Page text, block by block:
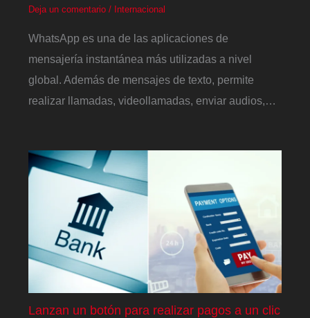
Deja un comentario / Internacional
WhatsApp es una de las aplicaciones de
mensajería instantánea más utilizadas a nivel
global. Además de mensajes de texto, permite
realizar llamadas, videollamadas, enviar audios,…
Lanzan un botón para realizar pagos a un clic